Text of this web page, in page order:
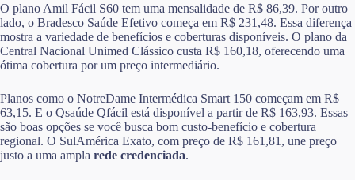
O plano Amil Fácil S60 tem uma mensalidade de R$ 86,39. Por outro
lado, o Bradesco Saúde Efetivo começa em R$ 231,48. Essa diferença
mostra a variedade de benefícios e coberturas disponíveis. O plano da
Central Nacional Unimed Clássico custa R$ 160,18, oferecendo uma
ótima cobertura por um preço intermediário.
Planos como o NotreDame Intermédica Smart 150 começam em R$
63,15. E o Qsaúde Qfácil está disponível a partir de R$ 163,93. Essas
são boas opções se você busca bom custo-benefício e cobertura
regional. O SulAmérica Exato, com preço de R$ 161,81, une preço
justo a uma ampla rede credenciada.